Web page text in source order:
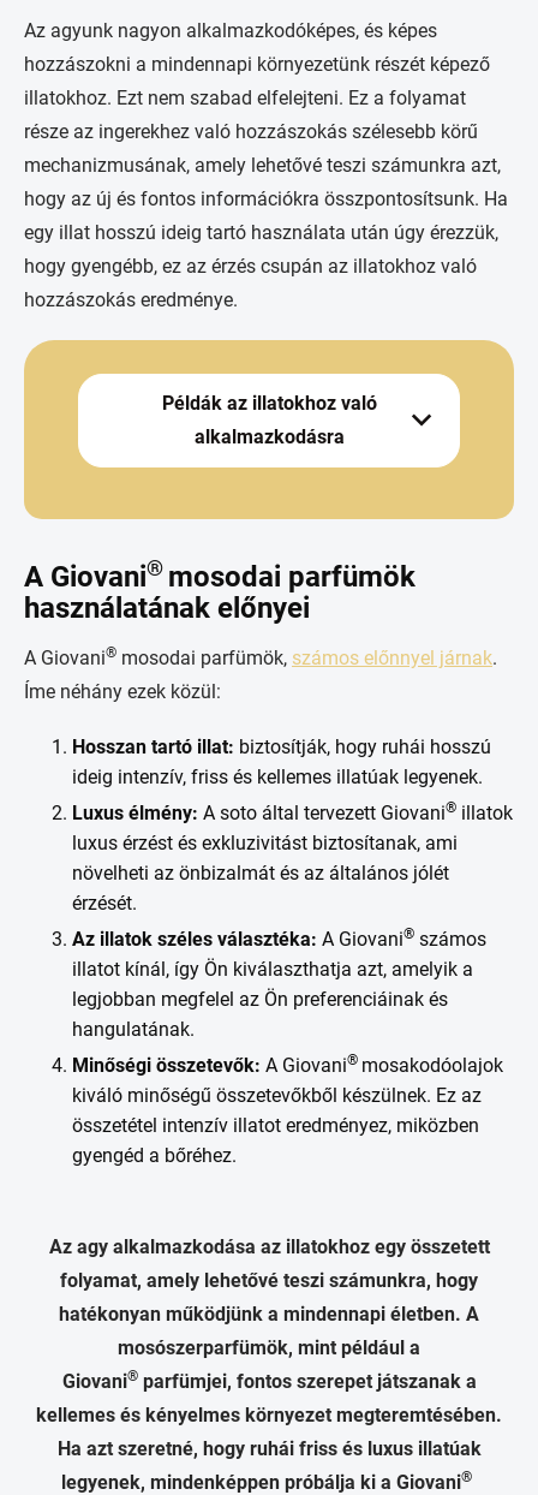
Az agyunk nagyon alkalmazkodóképes, és képes
hozzászokni a mindennapi környezetünk részét képező
illatokhoz. Ezt nem szabad elfelejteni. Ez a folyamat
része az ingerekhez való hozzászokás szélesebb körű
mechanizmusának, amely lehetővé teszi számunkra azt,
hogy az új és fontos információkra összpontosítsunk. Ha
egy illat hosszú ideig tartó használata után úgy érezzük,
hogy gyengébb, ez az érzés csupán az illatokhoz való
hozzászokás eredménye.
Példák az illatokhoz való
alkalmazkodásra
A Giovani® mosodai parfümök
használatának előnyei
A Giovani® mosodai parfümök, számos előnnyel járnak.
Íme néhány ezek közül:
Hosszan tartó illat: biztosítják, hogy ruhái hosszú
ideig intenzív, friss és kellemes illatúak legyenek.
Luxus élmény: A soto által tervezett Giovani® illatok
luxus érzést és exkluzivitást biztosítanak, ami
növelheti az önbizalmát és az általános jólét
érzését.
Az illatok széles választéka: A Giovani® számos
illatot kínál, így Ön kiválaszthatja azt, amelyik a
legjobban megfelel az Ön preferenciáinak és
hangulatának.
Minőségi összetevők: A Giovani® mosakodóolajok
kiváló minőségű összetevőkből készülnek. Ez az
összetétel intenzív illatot eredményez, miközben
gyengéd a bőréhez.
Az agy alkalmazkodása az illatokhoz egy összetett
folyamat, amely lehetővé teszi számunkra, hogy
hatékonyan működjünk a mindennapi életben. A
mosószerparfümök, mint például a
Giovani®parfümjei, fontos szerepet játszanak a
kellemes és kényelmes környezet megteremtésében.
Ha azt szeretné, hogy ruhái friss és luxus illatúak
legyenek, mindenképpen próbálja ki a Giovani®